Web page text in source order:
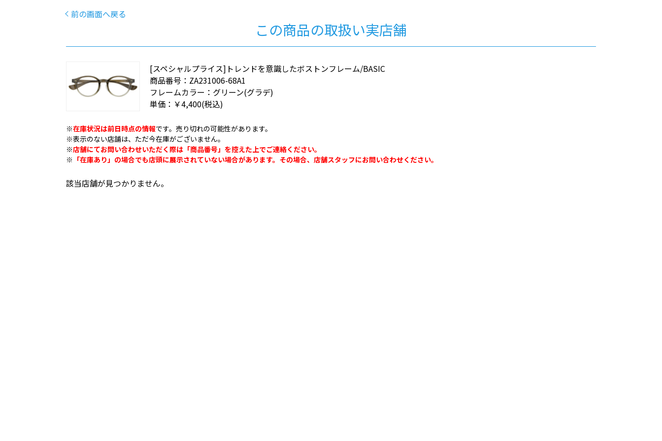
前の画面へ戻る
この商品の取扱い実店舗
[スペシャルプライス]トレンドを意識したボストンフレーム/BASIC
商品番号： ZA231006-68A1
フレームカラー： グリーン(グラデ)
単価： ￥4,400(税込)
※在庫状況は前日時点の情報です。売り切れの可能性があります。
※表示のない店舗は、ただ今在庫がございません。
※店舗にてお問い合わせいただく際は「商品番号」を控えた上でご連絡ください。
※ 「在庫あり」の場合でも店頭に展示されていない場合があります。その場合、店舗スタッフにお問い合わせください。
該当店舗が見つかりません。